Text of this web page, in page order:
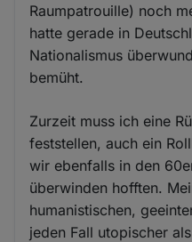
Raumpatrouille) noch
hatte gerade in
Nationalismus
bemüht.
Zurzeit muss ich eine
feststellen, auch ein
wir ebenfalls in den
überwinden hofften.
humanistischen,
jeden Fall utopischer